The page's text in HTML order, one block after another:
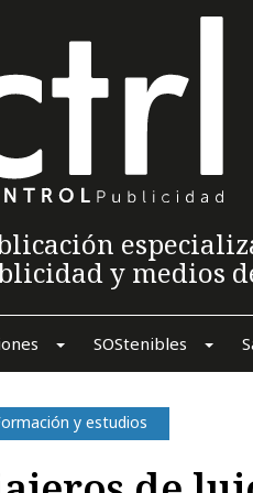
y medios
SOStenibles
y estudios